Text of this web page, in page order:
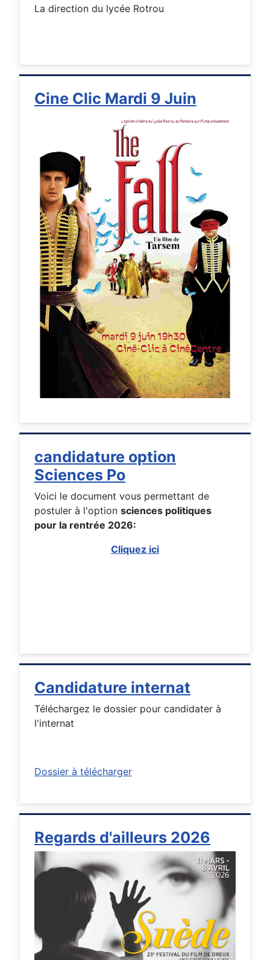
La direction du lycée Rotrou
Cine Clic Mardi 9 Juin
candidature option
Sciences Po
Voici le document vous permettant de
postuler à l'option sciences politiques
pour la rentrée 2026:
Cliquez ici
Candidature internat
Téléchargez le dossier pour candidater à
l'internat
Dossier à télécharger
Regards d'ailleurs 2026